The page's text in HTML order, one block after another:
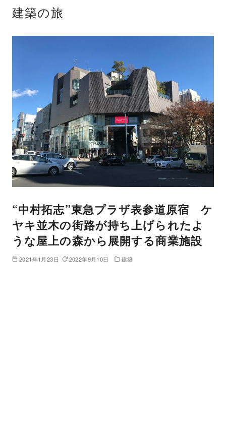
建築の旅
“中村拓志”東急プラザ表参道原宿 ケ
ヤキ並木の街路が持ち上げられたよ
うな屋上の森から展開する商業施設
2021年1月23日 2022年9月10日 建築